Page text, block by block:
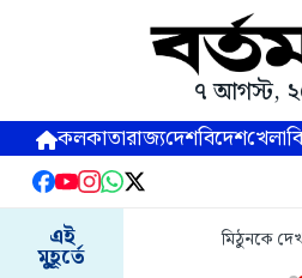
৭ আগস্ট,
কলকাতারাজ্যদেশবিদেশখেলা
এই
মুহূর্তে
মিঠুনকে